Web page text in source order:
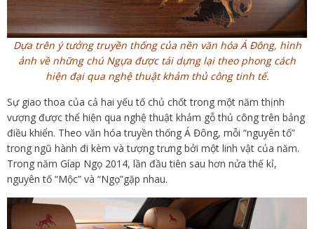
Dựa trên ý tưởng truyền thống của nền văn hóa Á Đông, hình
ảnh về những chú Ngựa được tái dựng lại theo phong cách
hiện đại qua nghệ thuật khảm thủ công tinh tế.
Sự giao thoa của cả hai yếu tố chủ chốt trong một năm thịnh
vượng được thể hiện qua nghệ thuật khảm gỗ thủ công trên bảng
điều khiển. Theo văn hóa truyền thống Á Đông, mỗi “nguyên tố”
trong ngũ hành đi kèm và tượng trưng bởi một linh vật của năm.
Trong năm Gíap Ngọ 2014, lần đầu tiên sau hơn nửa thế kỉ,
nguyên tố “Mộc” và “Ngọ”gặp nhau.